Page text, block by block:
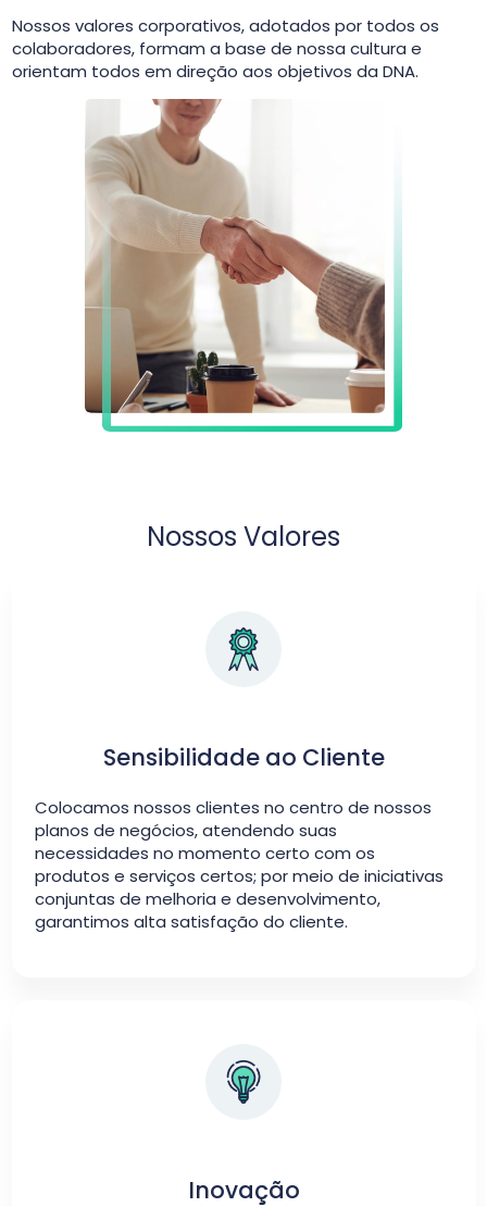
Nossos valores corporativos, adotados por todos os
colaboradores, formam a base de nossa cultura e
orientam todos em direção aos objetivos da DNA.
Nossos Valores
Sensibilidade ao Cliente
Colocamos nossos clientes no centro de nossos
planos de negócios, atendendo suas
necessidades no momento certo com os
produtos e serviços certos; por meio de iniciativas
conjuntas de melhoria e desenvolvimento,
garantimos alta satisfação do cliente.
Inovação